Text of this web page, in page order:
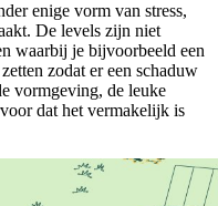
enige vorm van stress,
De levels zijn niet
waarbij je bijvoorbeeld een
zodat er een schaduw
vormgeving, de leuke
dat het vermakelijk is